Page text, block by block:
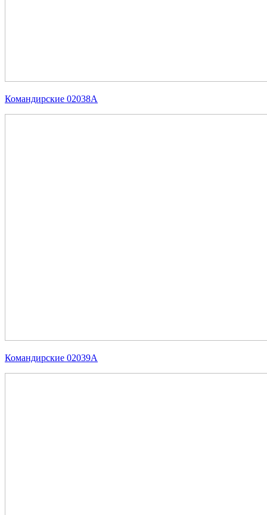
Командирские 02038А
Командирские 02039А